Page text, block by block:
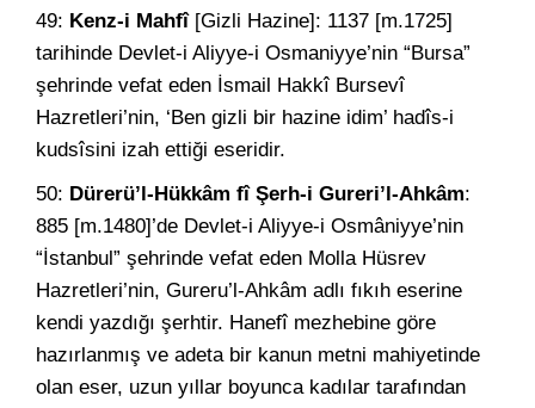
49: Kenz-i Mahfî[Gizli Hazine]: 1137 [m.1725]
tarihinde Devlet-i Aliyye-i Osmaniyye’nin “Bursa”
şehrinde vefat eden İsmail Hakkî Bursevî
Hazretleri’nin, ‘Ben gizli bir hazine idim’ hadîs-i
kudsîsini izah ettiği eseridir.
50: Dürerü’l-Hükkâm fî Şerh-i Gureri’l-Ahkâm:
885 [m.1480]’de Devlet-i Aliyye-i Osmâniyye’nin
“İstanbul” şehrinde vefat eden Molla Hüsrev
Hazretleri’nin, Gureru’l-Ahkâm adlı fıkıh eserine
kendi yazdığı şerhtir. Hanefî mezhebine göre
hazırlanmış ve adeta bir kanun metni mahiyetinde
olan eser, uzun yıllar boyunca kadılar tarafından